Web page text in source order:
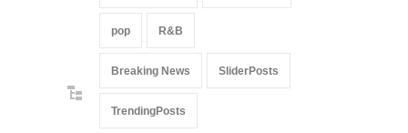
pop R&B
Breaking News SliderPosts
TrendingPosts